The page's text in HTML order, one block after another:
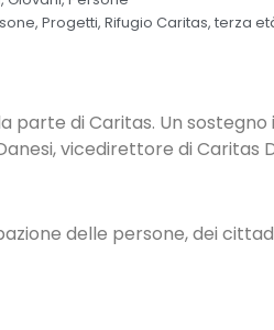
, Progetti, Rifugio Caritas, terza
parte di Caritas. Un
vicedirettore di Caritas
delle persone, dei